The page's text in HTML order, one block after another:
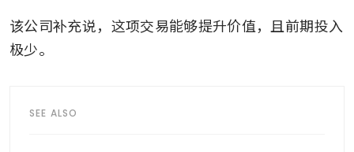
该公司补充说，这项交易能够提升价值，且前期投入
极少。
SEE ALSO